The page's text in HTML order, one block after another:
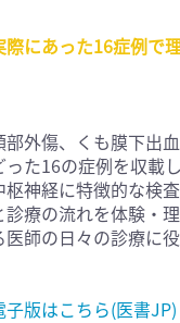
学(0)
一般(91)
際にあった16症例で
部外傷、くも膜下出
った16の症例を収載
枢神経に特徴的な検
診療の流れを体験・
医師の日々の診療に役
子版はこちら(医書JP)